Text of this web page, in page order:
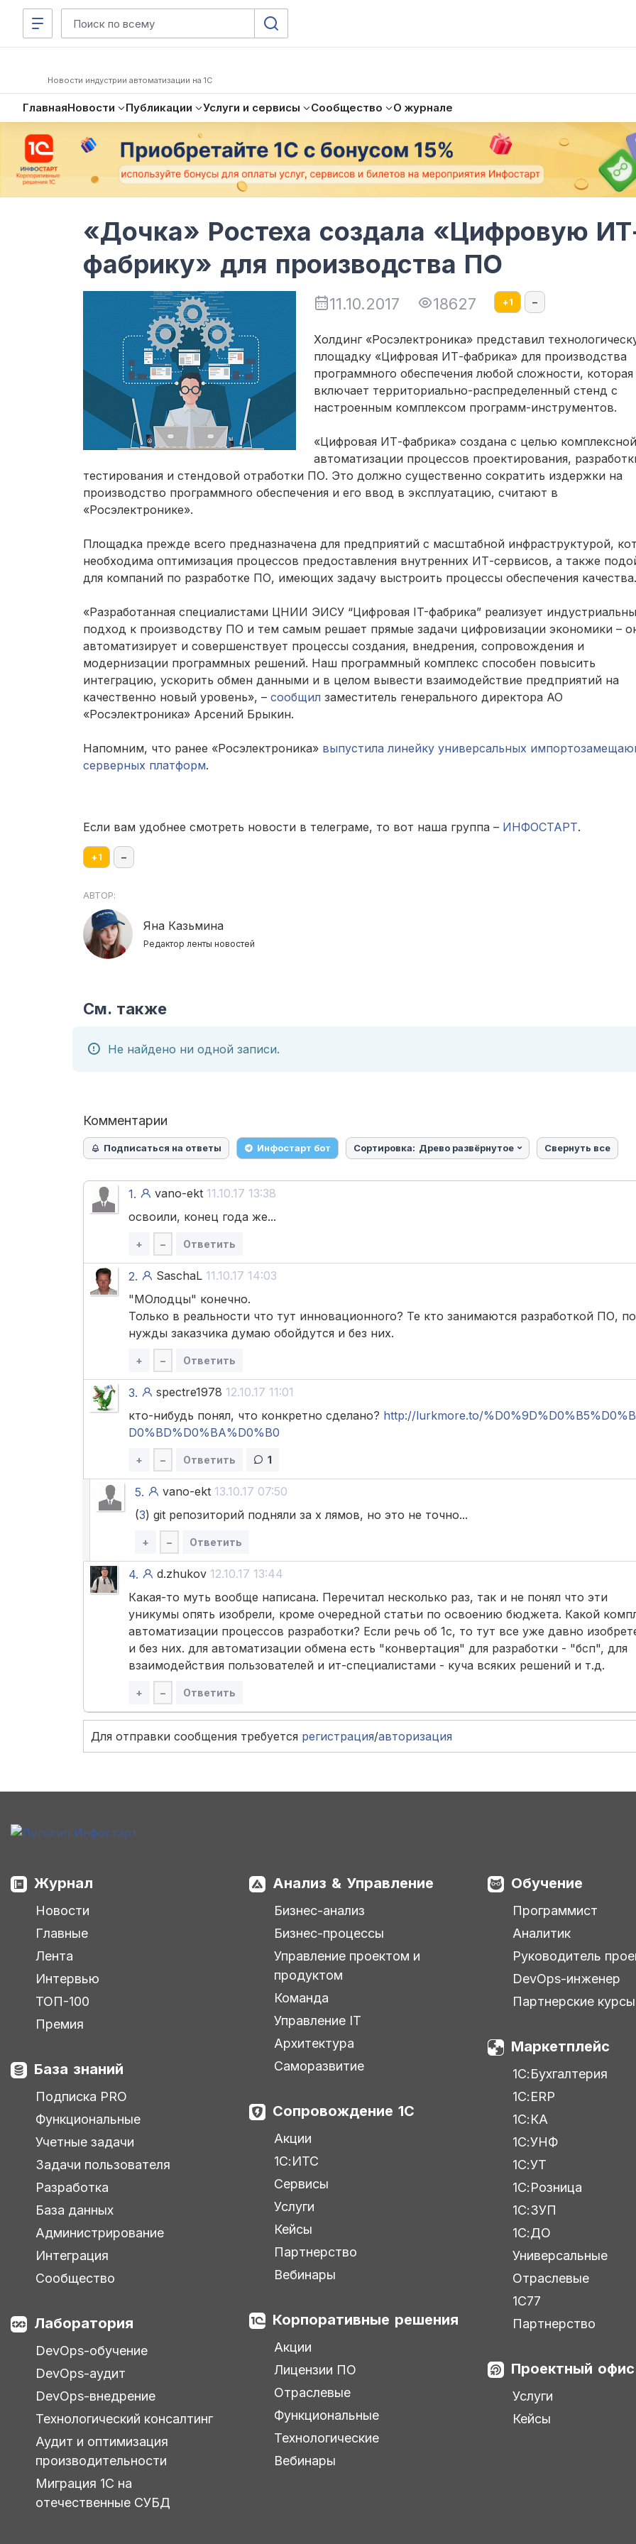
Новости индустрии автоматизации на 1С
ГлавнаяНовости Публикации Услуги и сервисы Сообщество О журнале
«Дочка» Ростеха создала «Цифровую
фабрику» для производства ПО
11.10.2017 18627 +1 –
Холдинг «Росэлектроника» представил
площадку «Цифровая ИТ-фабрика» для производства
программного обеспечения любой сложности, которая
включает территориально-распределенный стенд с
настроенным комплексом программ-инструментов.
«Цифровая ИТ-фабрика» создана с целью комплексной
автоматизации процессов проектирования,
тестирования и стендовой отработки ПО. Это должно существенно сократить издержки на
производство программного обеспечения и его ввод в эксплуатацию, считают в
«Росэлектронике».
Площадка прежде всего предназначена для предприятий с масштабной инфраструктурой,
необходима оптимизация процессов предоставления внутренних ИТ-сервисов, а также
для компаний по разработке ПО, имеющих задачу выстроить процессы обеспечения
«Разработанная специалистами ЦНИИ ЭИСУ “Цифровая IT-фабрика” реализует
подход к производству ПО и тем самым решает прямые задачи цифровизации экономики –
автоматизирует и совершенствует процессы создания, внедрения, сопровождения и
модернизации программных решений. Наш программный комплекс способен повысить
интеграцию, ускорить обмен данными и в целом вывести взаимодействие предприятий на
качественно новый уровень», – сообщил заместитель генерального директора АО
«Росэлектроника» Арсений Брыкин.
Напомним, что ранее «Росэлектроника» выпустила линейку универсальных
серверных платформ.
Если вам удобнее смотреть новости в телеграме, то вот наша группа – ИНФОСТАРТ.
+1 –
АВТОР:
Яна Казьмина
Редактор ленты новостей
См. также
Не найдено ни одной записи.
Комментарии
Подписаться на ответы Инфостарт бот Сортировка: Древо развёрнутое Свернуть все
1. vano-ekt 11.10.17 13:38
освоили, конец года же...
+ – Ответить
2. SaschaL 11.10.17 14:03
"МОлодцы" конечно.
Только в реальности что тут инновационного? Те кто занимаются разработкой ПО,
нужды заказчика думаю обойдутся и без них.
+ – Ответить
3. spectre1978 12.10.17 11:01
кто-нибудь понял, что конкретно сделано? http://lurkmore.to/
D0%BD%D0%BA%D0%B0
+ – Ответить 1
5. vano-ekt 13.10.17 07:50
(3) git репозиторий подняли за x лямов, но это не точно...
+ – Ответить
4. d.zhukov 12.10.17 13:44
Какая-то муть вообще написана. Перечитал несколько раз, так и не понял что эти
уникумы опять изобрели, кроме очередной статьи по освоению бюджета. Какой
автоматизации процессов разработки? Если речь об 1с, то тут все уже давно
и без них. для автоматизации обмена есть "конвертация" для разработки - "бсп", для
взаимодействия пользователей и ит-специалистами - куча всяких решений и т.д.
+ – Ответить
Для отправки сообщения требуется регистрация/авторизация
Журнал
Новости
Главные
Лента
Интервью
ТОП-100
Премия
База знаний
Подписка PRO
Функциональные
Учетные задачи
Задачи пользователя
Разработка
База данных
Администрирование
Интеграция
Сообщество
Лаборатория
DevOps-обучение
DevOps-аудит
DevOps-внедрение
Технологический консалтинг
Аудит и оптимизация
производительности
Миграция 1С на
отечественные СУБД
Анализ & Управление
Бизнес-анализ
Бизнес-процессы
Управление проектом и
продуктом
Команда
Управление IT
Архитектура
Саморазвитие
Сопровождение 1С
Акции
1С:ИТС
Сервисы
Услуги
Кейсы
Партнерство
Вебинары
Корпоративные решения
Акции
Лицензии ПО
Отраслевые
Функциональные
Технологические
Вебинары
Обучение
Программист
Аналитик
Руководитель
DevOps-инженер
Партнерские курсы
Маркетплейс
1С:Бухгалтерия
1С:ERP
1С:КА
1С:УНФ
1С:УТ
1С:Розница
1С:ЗУП
1С:ДО
Универсальные
Отраслевые
1С77
Партнерство
Проектный офис
Услуги
Кейсы